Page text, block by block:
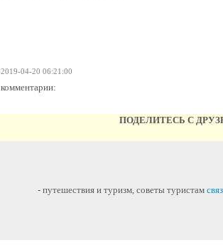
2019-04-20 06:21:00
комментарии:
ПОДЕЛИТЕСЬ С
- путешествия и туризм, советы туристам